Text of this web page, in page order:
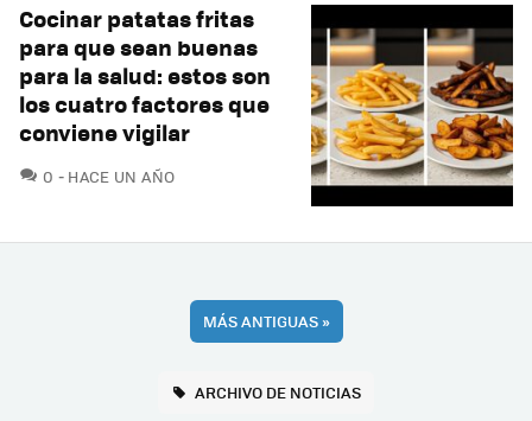
Cocinar patatas fritas
para que sean buenas
para la salud: estos son
los cuatro factores que
conviene vigilar
0 COMENTARIOS
HACE UN AÑO
MÁS ANTIGUAS»
ARCHIVO DE NOTICIAS